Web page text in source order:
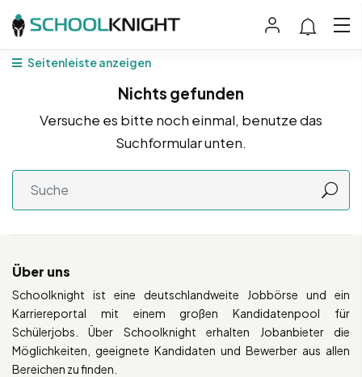
Seitenleiste anzeigen
Nichts gefunden
Versuche es bitte noch einmal, benutze das
Suchformular unten.
Über uns
Schoolknight ist eine deutschlandweite Jobbörse und ein
Karriereportal mit einem großen Kandidatenpool für
Schülerjobs. Über Schoolknight erhalten Jobanbieter die
Möglichkeiten, geeignete Kandidaten und Bewerber aus allen
Bereichen zu finden.